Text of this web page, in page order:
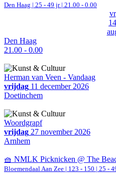
Den Haag | 25 - 49 jr | 21.00 - 0.00
vr
14
Den Haag
21.00 - 0.00
Herman van Veen - Vandaag
vrijdag 11 december 2026
Doetinchem
Woordgrapf
vrijdag 27 november 2026
Arnhem
🧺 NMLK Picknicken @ The
Bloemendaal Aan Zee | 123 - 150 | 25 -